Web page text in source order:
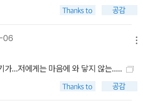
놀랍도록 닮았다. 정혜윤은 농부 할머니
서 어떻게 위로를 받는지를 배우고 그녀의
함을 깨닫는다. 택시 기사 할아버지를
이 더 강렬한 모습을 띠는 것에 놀라기도
아봐야만 우리는 우리가 책을 읽어야만
06
가...저에게는 마음에 와 닿지 않는.....